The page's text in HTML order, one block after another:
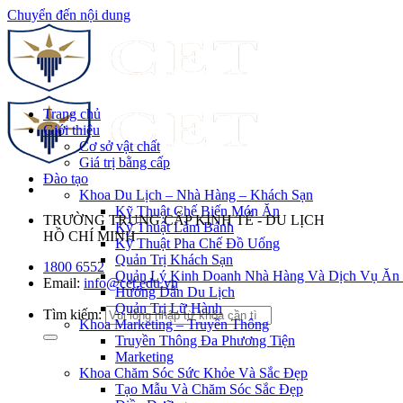
Chuyển đến nội dung
TRƯỜNG TRUNG CẤP KINH TẾ - DU LỊCH
HỒ CHÍ MINH
1800 6552
Email: info@cet.edu.vn
Tìm kiếm:
Trang chủ
Giới thiệu
Cơ sở vật chất
Giá trị bằng cấp
Đào tạo
Khoa Du Lịch – Nhà Hàng – Khách Sạn
Kỹ Thuật Chế Biến Món Ăn
Kỹ Thuật Làm Bánh
Kỹ Thuật Pha Chế Đồ Uống
Quản Trị Khách Sạn
Quản Lý Kinh Doanh Nhà Hàng Và Dịch Vụ Ăn
Hướng Dẫn Du Lịch
Quản Trị Lữ Hành
Khoa Marketing – Truyền Thông
Truyền Thông Đa Phương Tiện
Marketing
Khoa Chăm Sóc Sức Khỏe Và Sắc Đẹp
Tạo Mẫu Và Chăm Sóc Sắc Đẹp